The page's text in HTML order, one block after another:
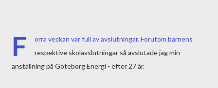
F
örra veckan var full av avslutningar. Förutom barnens
respektive skolavslutningar så avslutade jag min
anställning på Göteborg Energi - efter 27 år.